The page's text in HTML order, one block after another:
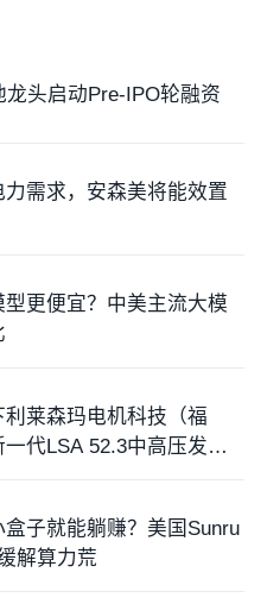
龙头启动Pre-IPO轮融资
需求，安森美将能效置
更便宜？中美主流大模
莱森玛电机科技（福
代LSA 52.3中高压发电
子就能躺赚？美国Sunru
解算力荒